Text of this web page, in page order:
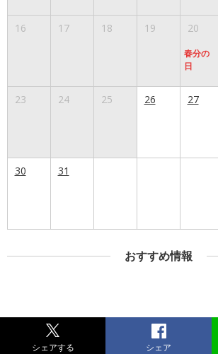
16 17 18 19 20
春分の
日
23 24 25 26 27
30 31
おすすめ情報
シェアする シェア